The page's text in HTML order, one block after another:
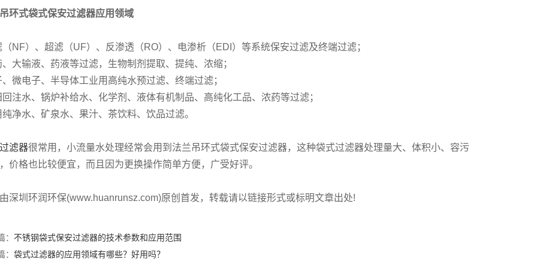
环式袋式保安过滤器应用领域
（NF）、超滤（UF）、反渗透（RO）、电渗析（EDI）等系统保安过滤及终端过滤；
大输液、药液等过滤，生物制剂提取、提纯、浓缩；
微电子、半导体工业用高纯水预过滤、终端过滤；
注水、锅炉补给水、化学剂、液体有机制品、高纯化工品、浓药等过滤；
净水、矿泉水、果汁、茶饮料、饮品过滤。
滤器很常用，小流量水处理经常会用到法兰吊环式袋式保安过滤器，这种袋式过滤器处理量大、体积小、容污
价格也比较便宜，而且因为更换操作简单方便，广受好评。
深圳环润环保(www.huanrunsz.com)原创首发，转载请以链接形式或标明文章出处!
： 不锈钢袋式保安过滤器的技术参数和应用范围
： 袋式过滤器的应用领域有哪些？好用吗？